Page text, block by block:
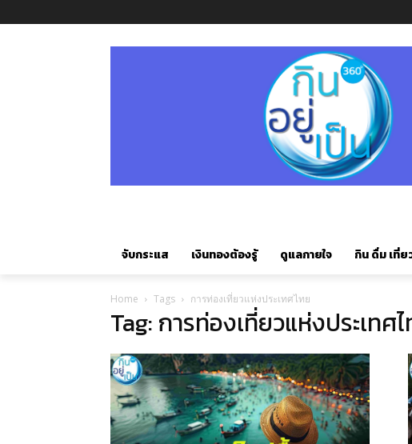
จับกระแส เงินทองต้องรู้ ดูแลกายใจ กิน ดื่ม เที่ย
Home Tags การท่องเที่ยวแห่งประเทศไทย
Tag: การท่องเที่ยวแห่งประเทศ